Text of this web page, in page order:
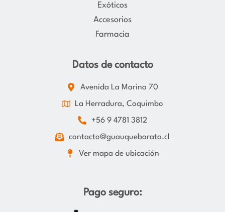
Exóticos
Accesorios
Farmacia
Datos de contacto
Avenida La Marina 70
La Herradura, Coquimbo
+56 9 4781 3812
contacto@guauquebarato.cl
Ver mapa de ubicación
Pago seguro: